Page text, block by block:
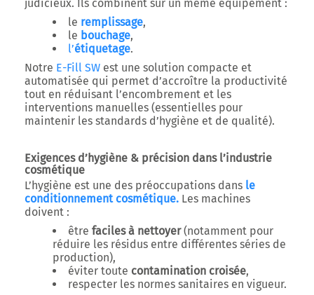
judicieux. Ils combinent sur un même équipement :
le remplissage,
le bouchage,
l’étiquetage.
Notre E-Fill SW est une solution compacte et
automatisée qui permet d’accroître la productivité
tout en réduisant l’encombrement et les
interventions manuelles (essentielles pour
maintenir les standards d’hygiène et de qualité).
Exigences d’hygiène & précision dans l’industrie
cosmétique
L’hygiène est une des préoccupations dans le
conditionnement cosmétique. Les machines
doivent :
être faciles à nettoyer(notamment pour
réduire les résidus entre différentes séries de
production),
éviter toute contamination croisée,
respecter les normes sanitaires en vigueur.